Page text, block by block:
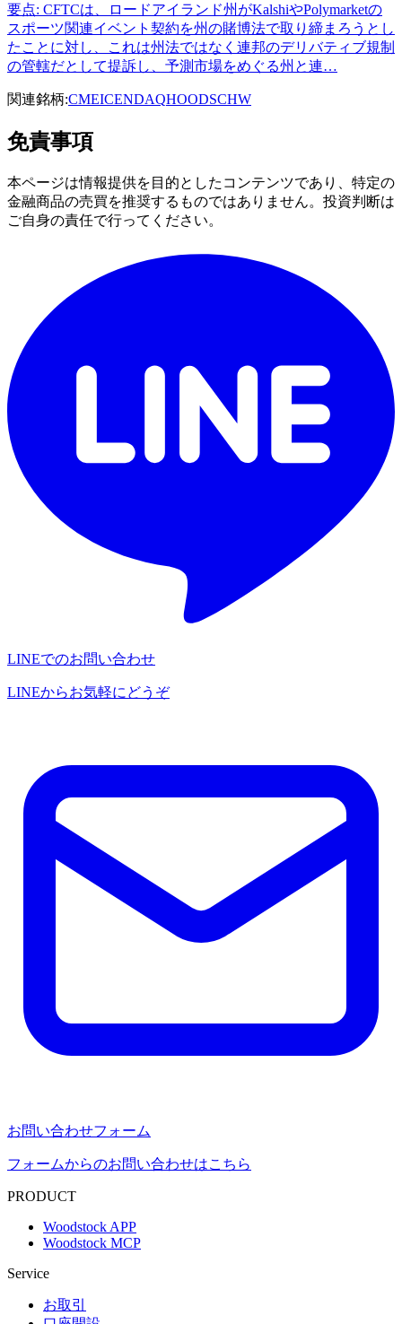
要点: CFTCは、ロードアイランド州がKalshiやPolymarketの
スポーツ関連イベント契約を州の賭博法で取り締まろうとし
たことに対し、これは州法ではなく連邦のデリバティブ規制
の管轄だとして提訴し、予測市場をめぐる州と連…
関連銘柄:CMEICENDAQHOODSCHW
免責事項
本ページは情報提供を目的としたコンテンツであり、特定の
金融商品の売買を推奨するものではありません。投資判断は
ご自身の責任で行ってください。
LINEでのお問い合わせ
LINEからお気軽にどうぞ
お問い合わせフォーム
フォームからのお問い合わせはこちら
PRODUCT
Woodstock APP
Woodstock MCP
Service
お取引